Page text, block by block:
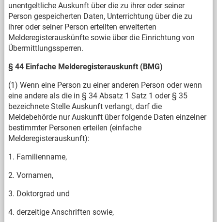
unentgeltliche Auskunft über die zu ihrer oder seiner
Person gespeicherten Daten, Unterrichtung über die zu
ihrer oder seiner Person erteilten erweiterten
Melderegisterauskünfte sowie über die Einrichtung von
Übermittlungssperren.
§ 44 Einfache Melderegisterauskunft (BMG)
(1) Wenn eine Person zu einer anderen Person oder wenn
eine andere als die in § 34 Absatz 1 Satz 1 oder § 35
bezeichnete Stelle Auskunft verlangt, darf die
Meldebehörde nur Auskunft über folgende Daten einzelner
bestimmter Personen erteilen (einfache
Melderegisterauskunft):
1. Familienname,
2. Vornamen,
3. Doktorgrad und
4. derzeitige Anschriften sowie,